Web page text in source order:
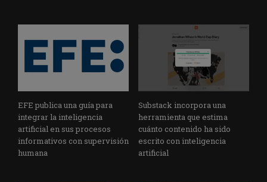
EFE publica una guía para
integrar la inteligencia
artificial en sus procesos
informativos con supervisión
humana
Substack incorpora una
herramienta que estima
cuánto contenido ha sido
escrito con inteligencia
artificial